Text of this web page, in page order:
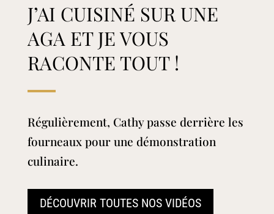
J’AI CUISINÉ SUR UNE
AGA ET JE VOUS
RACONTE TOUT !
Régulièrement, Cathy passe derrière les
fourneaux pour une démonstration
culinaire.
DÉCOUVRIR TOUTES NOS VIDÉOS